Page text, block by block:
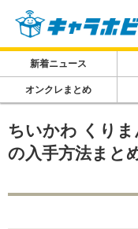
新着ニュース
オンクレまとめ
ちいかわ くり
の入手方法まと